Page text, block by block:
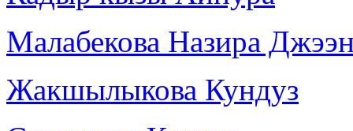
Малабекова Назира
Жакшылыкова Кундуз